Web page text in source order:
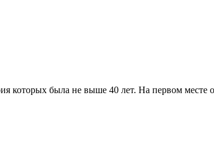
которых была не выше 40 лет. На первом месте